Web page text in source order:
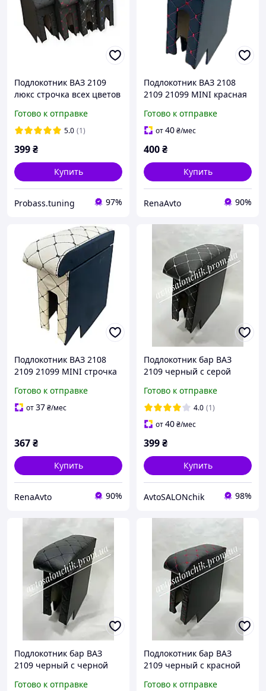
Подлокотник ВАЗ 2109
люкс строчка всех цветов
Готово к отправке
5.0 (1)
399₴
Купить
Probass.tuning 97%
Подлокотник ВАЗ 2108
2109 21099 MINI красная
Готово к отправке
от40₴/мес
400₴
Купить
RenaAvto 90%
Подлокотник ВАЗ 2108
2109 21099 MINI строчка
Готово к отправке
от37₴/мес
367₴
Купить
RenaAvto 90%
Подлокотник бар ВАЗ
2109 черный с серой
Готово к отправке
4.0 (1)
от40₴/мес
399₴
Купить
AvtoSALONchik 98%
Подлокотник бар ВАЗ
2109 черный с черной
Готово к отправке
Подлокотник бар ВАЗ
2109 черный с красной
Готово к отправке